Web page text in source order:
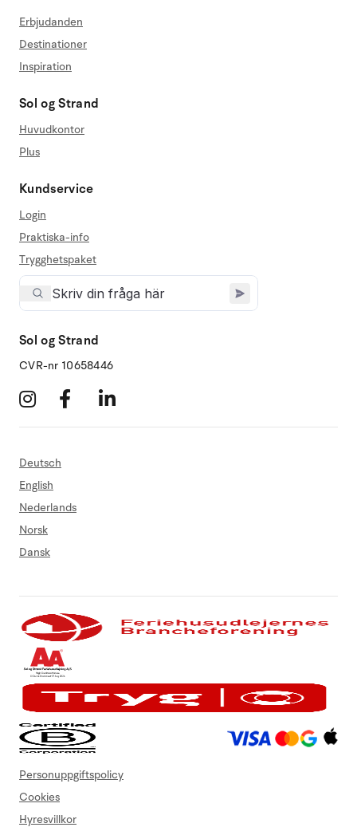
Erbjudanden
Destinationer
Inspiration
Sol og Strand
Huvudkontor
Plus
Kundservice
Login
Praktiska-info
Trygghetspaket
Sol og Strand
CVR-nr 10658446
Deutsch
English
Nederlands
Norsk
Dansk
Personuppgiftspolicy
Cookies
Hyresvillkor